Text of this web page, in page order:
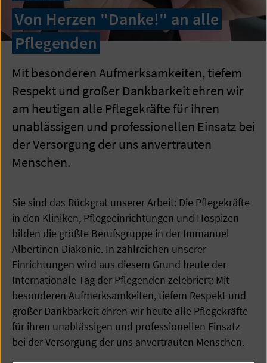
Von Herzen "Danke!" an alle
Pflegenden
Mit besonderen Aufmerksamkeiten, tiefem
Respekt und großer Dankbarkeit ehren wir
am heutigen alle Pflegekräfte für ihren
unablässigen und professionellen Einsatz bei
der Versorgung der uns anvertrauten
Menschen.
Sie sind das Rückgrat unserer Arbeit: Die Pflegekräfte
in den Kliniken, Pflegeeinrichtungen und Hospizen
bilden die größte Berufsgruppe in der Immanuel
Albertinen Diakonie. In zahlreichen unserer
Einrichtungen wird aus diesem Grund heute der
Internationale Tag der Pflegenden zelebriert: Mit
besonderen Aufmerksamkeiten, tiefem Respekt und
großer Dankbarkeit ehren wir heute alle Pflegekräfte
für ihren unablässigen und professionellen Einsatz
bei der Versorgung der uns anvertrauten Menschen.